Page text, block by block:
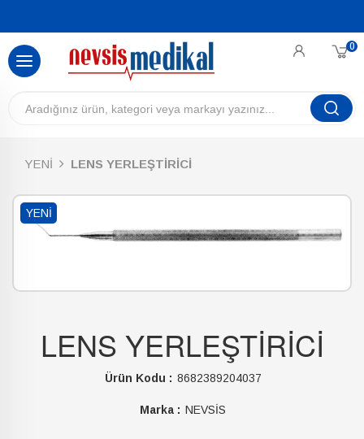
0
YENİ LENS YERLEŞTİRİCİ
YENI
LENS YERLEŞTİRİCİ
Ürün Kodu : 8682389204037
Marka : NEVSİS